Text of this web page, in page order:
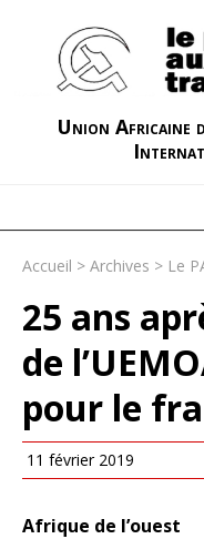
Union Africaine
Accueil > Archives > Le
25 ans
de
pour le
11 février 2019
Afrique de l’ouest